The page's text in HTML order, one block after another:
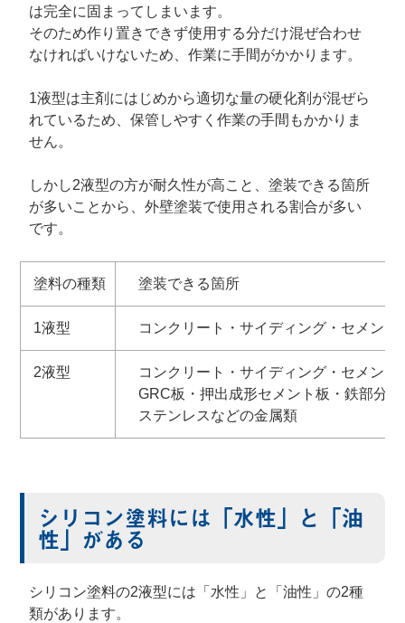
は完全に固まってしまいます。
そのため作り置きできず使用する分だけ混ぜ合わせ
なければいけないため、作業に手間がかかります。
1液型は主剤にはじめから適切な量の硬化剤が混ぜら
れているため、保管しやすく作業の手間もかかりま
せん。
しかし2液型の方が耐久性が高こと、塗装できる箇所
が多いことから、外壁塗装で使用される割合が多い
です。
塗料の種類 塗装できる箇所
1液型 コンクリート・サイディング・セメント
2液型
コンクリート・サイディング・セメン
GRC板・押出成形セメント板・鉄部分
ステンレスなどの金属類
シリコン塗料には「水性」と「油
性」がある
シリコン塗料の2液型には「水性」と「油性」の2種
類があります。